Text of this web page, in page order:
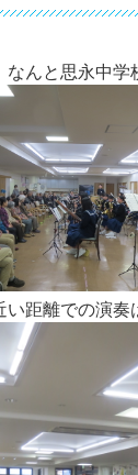
なんと思永中学
い距離での演奏